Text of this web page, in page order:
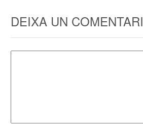
DEIXA UN COMENTARI